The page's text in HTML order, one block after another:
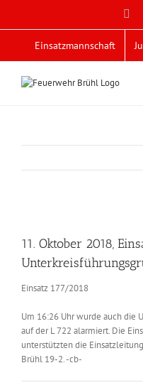
Einsatzmannschaft
Bild
11. Oktober 2018,
Einsatz 177/2018
Um 16:26 Uhr wurde auch die
auf der L 722 alarmiert. Die
unterstützten die
Brühl 19-2. -cb-